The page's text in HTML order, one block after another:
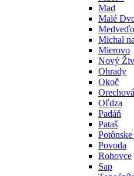
Mad
Malé
Michal
Mierovo
Nový
Ohrady
Okoč
Oľdza
Padáň
Pataš
Povoda
Rohovce
Sap